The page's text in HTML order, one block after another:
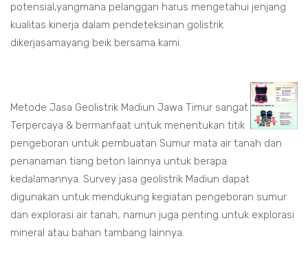
potensial,yangmana pelanggan harus mengetahui jenjang
kualitas kinerja dalam pendeteksinan golistrik
dikerjasamayang beik bersama kami.
Metode Jasa Geolistrik Madiun Jawa Timur sangat
Terpercaya & bermanfaat untuk menentukan titik
pengeboran untuk pembuatan Sumur mata air tanah dan
penanaman tiang beton lainnya untuk berapa
kedalamannya. Survey jasa geolistrik Madiun dapat
digunakan untuk mendukung kegiatan pengeboran sumur
dan explorasi air tanah, namun juga penting untuk explorasi
mineral atau bahan tambang lainnya.